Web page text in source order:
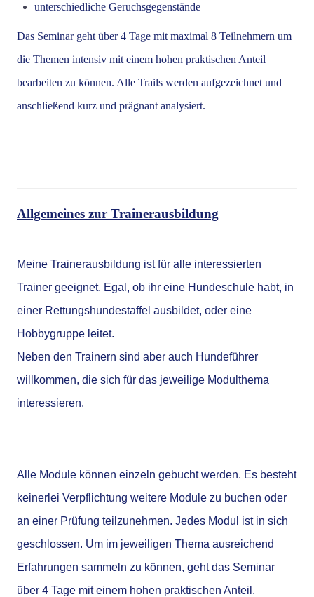
unterschiedliche Geruchsgegenstände
Das Seminar geht über 4 Tage mit maximal 8 Teilnehmern um
die Themen intensiv mit einem hohen praktischen Anteil
bearbeiten zu können. Alle Trails werden aufgezeichnet und
anschließend kurz und prägnant analysiert.
Allgemeines zur Trainerausbildung
Meine Trainerausbildung ist für alle interessierten
Trainer geeignet. Egal, ob ihr eine Hundeschule habt, in
einer Rettungshundestaffel ausbildet, oder eine
Hobbygruppe leitet.
Neben den Trainern sind aber auch Hundeführer
willkommen, die sich für das jeweilige Modulthema
interessieren.
Alle Module können einzeln gebucht werden. Es besteht
keinerlei Verpflichtung weitere Module zu buchen oder
an einer Prüfung teilzunehmen. Jedes Modul ist in sich
geschlossen. Um im jeweiligen Thema ausreichend
Erfahrungen sammeln zu können, geht das Seminar
über 4 Tage mit einem hohen praktischen Anteil.